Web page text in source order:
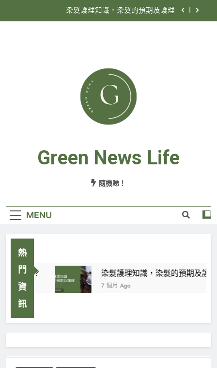
染髮護理知識，染髮的預期及護理
情人節買甚麼花好？
染髮護理知識，染髮的預期及護理
香港殯儀公司收費定義
Green News Life
隨機睇！
MENU
熱
門
資
訊
花好？ 染髮護理知識，染髮的預期及護理
7 個月 Ago